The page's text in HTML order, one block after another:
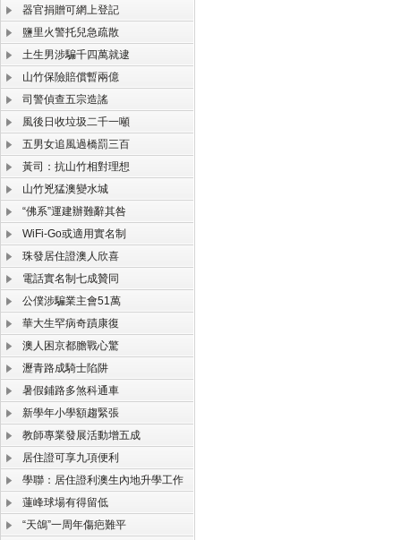
器官捐贈可網上登記
鹽里火警托兒急疏散
土生男涉騙千四萬就逮
山竹保險賠償暫兩億
司警偵查五宗造謠
風後日收垃圾二千一噸
五男女追風過橋罰三百
黃司：抗山竹相對理想
山竹兇猛澳變水城
“佛系”運建辦難辭其咎
WiFi-Go或適用實名制
珠發居住證澳人欣喜
電話實名制七成贊同
公僕涉騙業主會51萬
華大生罕病奇蹟康復
澳人困京都膽戰心驚
瀝青路成騎士陷阱
暑假鋪路多煞科通車
新學年小學額趨緊張
教師專業發展活動增五成
居住證可享九項便利
學聯：居住證利澳生內地升學工作
蓮峰球場有得留低
“天鴿”一周年傷疤難平